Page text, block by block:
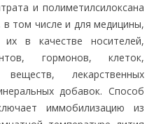
и полиметилсилоксана
в том числе и для медицины,
в качестве носителей,
гормонов, клеток,
лекарственных
добавок. Способ
иммобилизацию из